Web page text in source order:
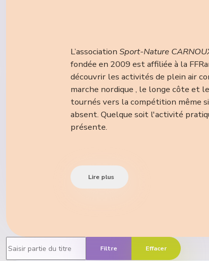
L’association Sport-Nature
fondée en 2009 est affiliée à la
découvrir les activités de plein air
marche nordique , le longe côte et
tournés vers la compétition même
absent. Quelque soit l'activité
présente.
Lire plus
Filtre Effacer